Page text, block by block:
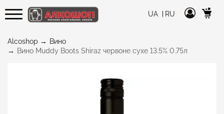
UA RU
Alcoshop
Вино
Вино Muddy Boots Shiraz червоне сухе 13.5% 0.75л